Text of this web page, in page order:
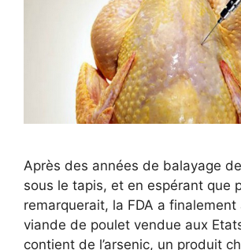
Après des années de balayage
sous le tapis, et en espérant que
remarquerait, la FDA a finalement
viande de poulet vendue aux
contient de l’arsenic, un produit